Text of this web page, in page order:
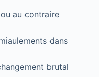
au contraire
dans
brutal